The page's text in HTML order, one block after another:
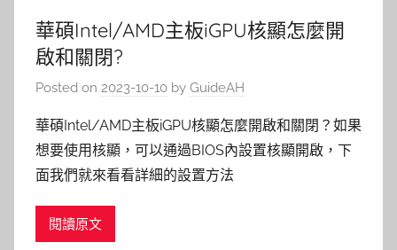
華碩Intel/AMD主板iGPU核顯怎麼開
啟和關閉?
Posted on 2023-10-10 by GuideAH
華碩Intel/AMD主板iGPU核顯怎麼開啟和關閉？如果
想要使用核顯，可以通過BIOS內設置核顯開啟，下
面我們就來看看詳細的設置方法
閱讀原文